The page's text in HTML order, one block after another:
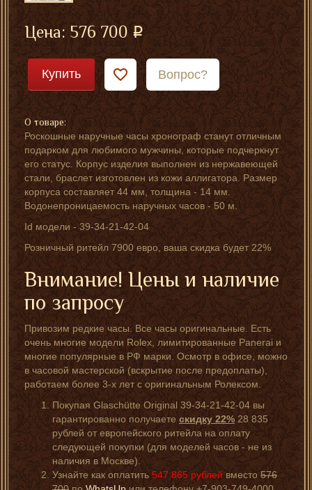
Цена:576 700
Купить Вопрос?
О товаре:
Роскошные наручные часы хронограф станут отличным
подарком для любимого мужчины, которые подчеркнут
его статус. Корпус изделия выполнен из нержавеющей
стали, браслет изготовлен из кожи аллигатора. Размер
корпуса составляет 44 мм, толщина - 14 мм.
Водонепроницаемость наручных часов - 50 м.
Id модели - 39-34-21-42-04
Розничный ритейл 7900 евро, ваша скидка будет 22%
Внимание! Цены и наличие
по запросу
Привозим редкие часы. Все часы оригинальные. Есть
очень многие модели Rolex, лимитированные Panerai и
многие популярные в РФ марки. Осмотр в офисе, можно
в часовой мастерской (вскрытие после предоплаты),
работаем более 3-х лет с оригинальным Ролексом.
Покупая Glaschütte Original 39-34-21-42-04 вы
гарантированно получаетескидку 22%28 835
рублей от европейского ритейла на оплату
следующей покупки (для моделей часов - не из
наличия в Москве).
Узнайте как оплатить547 865 рублей вместо576